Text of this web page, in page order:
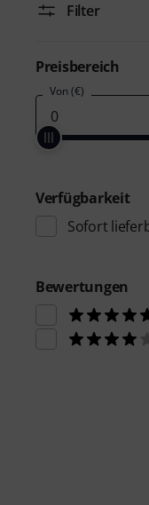
Filter
Preisbereich
Von (€)
Verfügbarkeit
Sofort
Bewertungen